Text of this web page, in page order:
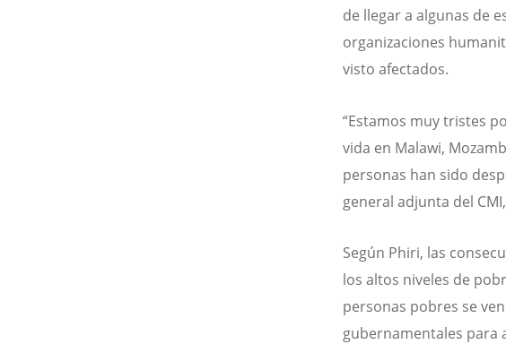
de llegar a algunas de
organizaciones
visto afectados.
“Estamos muy tristes
vida en Malawi,
personas han sido
general adjunta del
Según Phiri, las
los altos niveles de
personas pobres se
gubernamentales para